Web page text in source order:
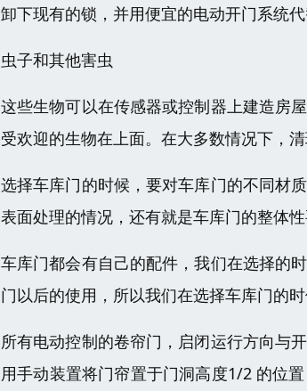
卸下现有的锁，并用便宜的电动开门系统
虫子和其他害虫
这些生物可以在传感器或控制器上建造房
受欢迎的生物在上面。在大多数情况下，
选择车库门的时候，要对车库门的不同材
表面处理的情况，还有就是车库门的整体
车库门都会有自己的配件，我们在选择的
门以后的使用，所以我们在选择车库门的时
所有电动控制的卷帘门，启闭运行方向与
用手动装置将门帘置于门洞高度1/2 的位